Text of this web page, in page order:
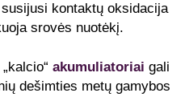
kontaktų oksidacija
srovės nuotėkį.
akumuliatoriai gali
dešimties metų gamybos